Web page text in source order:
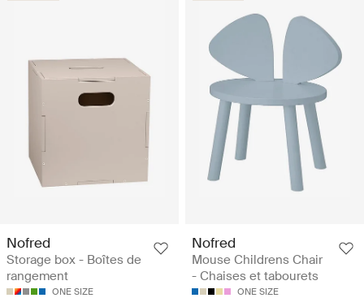
Nofred
Storage box - Boîtes de
rangement
ONE SIZE
Nofred
Mouse Childrens Chair
- Chaises et tabourets
ONE SIZE